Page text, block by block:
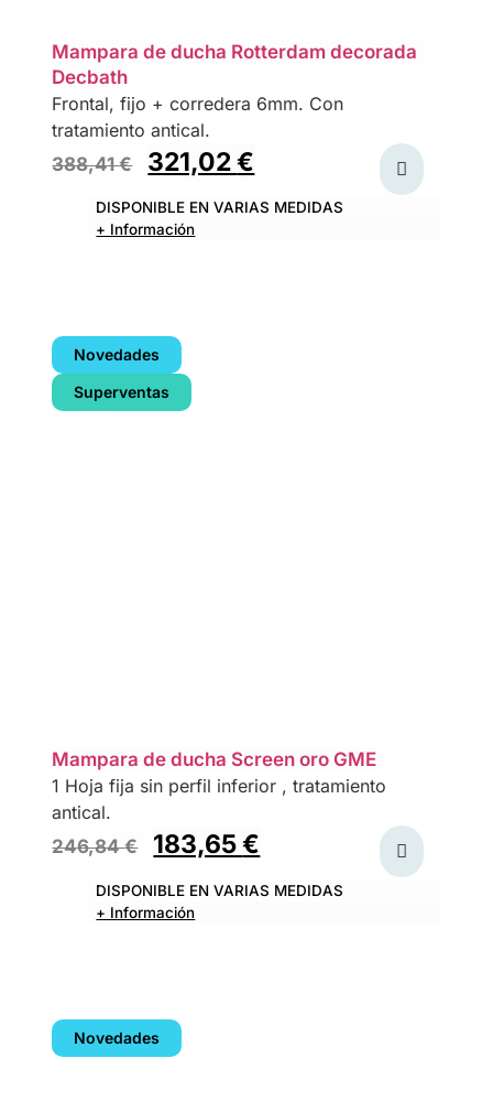
Mampara de ducha Rotterdam decorada
Decbath
Frontal, fijo + corredera 6mm. Con
tratamiento antical.
388,41€ 321,02€
DISPONIBLE EN VARIAS MEDIDAS
+ Información
Novedades
Superventas
Mampara de ducha Screen oro GME
1 Hoja fija sin perfil inferior , tratamiento
antical.
246,84€ 183,65€
DISPONIBLE EN VARIAS MEDIDAS
+ Información
Novedades